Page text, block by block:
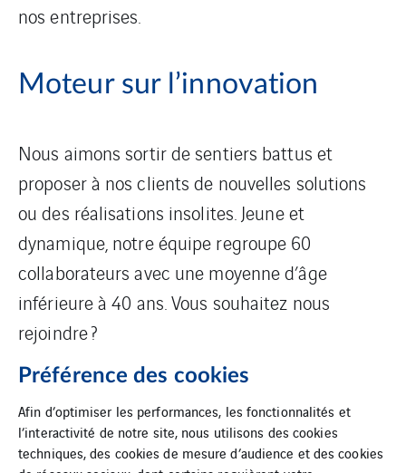
nos entreprises.
Moteur sur l’innovation
Nous aimons sortir de sentiers battus et
proposer à nos clients de nouvelles solutions
ou des réalisations insolites. Jeune et
dynamique, notre équipe regroupe 60
collaborateurs avec une moyenne d’âge
inférieure à 40 ans. Vous souhaitez nous
rejoindre ?
Préférence des cookies
Afin d’optimiser les performances, les fonctionnalités et
l’interactivité de notre site, nous utilisons des cookies
techniques, des cookies de mesure d’audience et des cookies